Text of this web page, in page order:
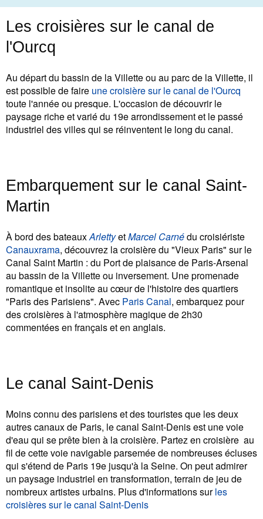
Les croisières sur le canal de
l'Ourcq
Au départ du bassin de la Villette ou au parc de la Villette, il
est possible de faire une croisière sur le canal de l'Ourcq
toute l'année ou presque. L'occasion de découvrir le
paysage riche et varié du 19e arrondissement et le passé
industriel des villes qui se réinventent le long du canal.
Embarquement sur le canal Saint-
Martin
À bord des bateauxArlettyetMarcel Carnédu croisiériste
Canauxrama, découvrez la croisière du "Vieux Paris" sur le
Canal Saint Martin : du Port de plaisance de Paris-Arsenal
au bassin de la Villette ou inversement. Une promenade
romantique et insolite au cœur de l'histoire des quartiers
"Paris des Parisiens". Avec Paris Canal, embarquez pour
des croisières à l'atmosphère magique de 2h30
commentées en français et en anglais.
Le canal Saint-Denis
Moins connu des parisiens et des touristes que les deux
autres canaux de Paris, le canal Saint-Denis est une voie
d'eau qui se prête bien à la croisière. Partez en croisière au
fil de cette voie navigable parsemée de nombreuses écluses
qui s'étend de Paris 19e jusqu'à la Seine. On peut admirer
un paysage industriel en transformation, terrain de jeu de
nombreux artistes urbains. Plus d'informations surles
croisières sur le canal Saint-Denis